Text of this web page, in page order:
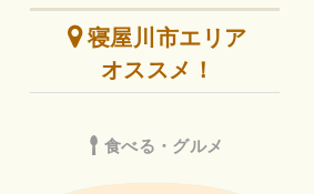
寝屋川市エリア
オススメ！
食べる・グルメ